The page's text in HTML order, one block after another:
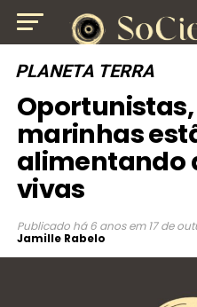
PLANETA TERRA
marinhas
alimentando
vivas
Publicado há 6 anos em 17 de
Jamille Rabelo